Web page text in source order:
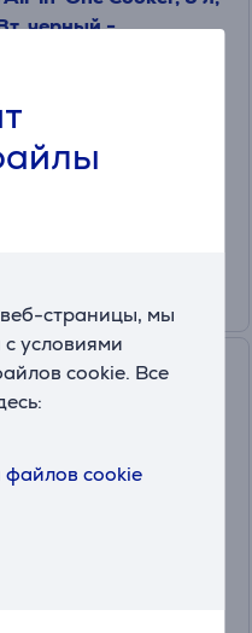
страницы, мы
с условиями
cookie. Все
файлов cookie
черный -
4.5 л, 1334 Вт,
- Мультиварка и